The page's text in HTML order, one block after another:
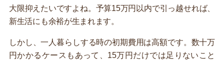
大限抑えたいですよね。予算15万円以内で引っ越せれば、
新生活にも余裕が生まれます。
しかし、一人暮らしする時の初期費用は高額です。数十万
円かかるケースもあって、15万円だけでは足りないこと